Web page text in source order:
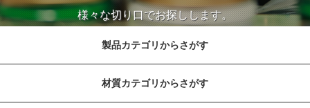
様々な切り口でお探しします。
製品カテゴリからさがす
材質カテゴリからさがす